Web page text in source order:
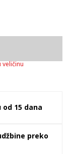
15 dana
preko